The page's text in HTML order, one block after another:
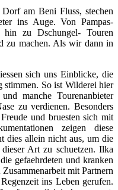
am Beni Fluss, stechen
ins Auge. Von Pampas-
hin zu Dschungel- Touren
zu machen. Als wir dann in
sich uns Einblicke, die
stimmen. So ist Wilderei hier
manche Tourenanbieter
zu verdienen. Besonders
und bruesten sich mit
zeigen diese
dies allein nicht aus, um die
Art zu schuetzen. Ilka
gefaehrdeten und kranken
mit Partnern
ins Leben gerufen.